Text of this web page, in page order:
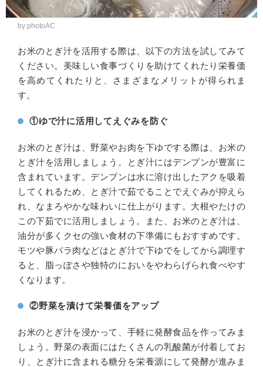
by photoAC
お米のとぎ汁を活用する際は、以下の方法を試してみて
ください。美味しい食事づくりを助けてくれたり栄養価
を高めてくれたりと、さまざまなメリットが得られま
す。
①ゆで汁に活用してえぐみを防ぐ
お米のとぎ汁は、野菜やお肉を下ゆでする際は、お米の
とぎ汁を活用しましょう。とぎ汁にはデンプンが豊富に
含まれています。デンプンは水に溶け出したアクを吸着
してくれるため、とぎ汁で茹でることでえぐみが抑えら
れ、なまろやかな味わいに仕上がります。大根やたけの
この下茹でに活用しましょう。また、お米のとぎ汁は、
油分が多くクセの強い食材の下準備にもおすすめです。
モツや豚バラ肉などはとぎ汁で下ゆでをしてから調理す
ると、脂っぽさや独特のにおいをやわらげられ食べやす
くなります。
②野菜を漬けて栄養価をアップ
お米のとぎ汁を浸かって、手軽に発酵食品を作ってみま
しょう。野菜の表面にはたくさんの乳酸菌が付着してお
り、とぎ汁に含まれる糖分を栄養源にして発酵が進みま